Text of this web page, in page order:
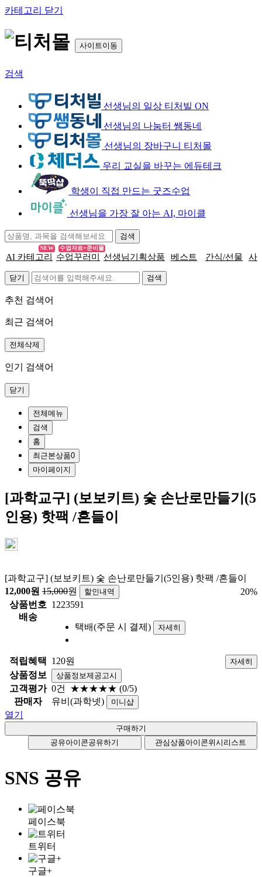
카테고리 닫기
사이트이동
검색
선생님의 일상 티처빌 ON
선생님의 나눔터 쌤동네
선생님의 장바구니 티처몰
우리 교실을 바꾸는 에듀테크
학생이 직접 만드는 굿즈수업
선생님을 가장 잘 아는 AI, 마이클
AI 카테고리
NEW
수업꾸러미
수업자료+준비물
선생님기획상품 베스트 간식/선물 사
닫기
추천 검색어
최근 검색어
전체삭제
인기 검색어
닫기
전체메뉴
검색
홈
최근본상품0
마이페이지
[과학교구] (보보키트) 숯 손난로만들기(5
인용) 핫팩 /흔들이
[과학교구] (보보키트) 숯 손난로만들기(5인용) 핫팩 /흔들이
12,000원 15,000원 할인내역 20%
상품번호 1223591
배송
택배(주문 시 결제)
자세히
적립혜택 120원 자세히
상품정보 상품정보제공고시
고객평가 0건 ★★★★★ (0/5)
판매자
유비(과학넷) 미니샵
열기
공유아이콘공유하기 관심상품아이콘위시리스트
SNS 공유
페이스북
트위터
구글+